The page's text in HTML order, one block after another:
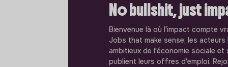
No bullshit, just
Bienvenue là où l'impact compte
Jobs that make sense, les acteurs
ambitieux de l'économie sociale et
publient leurs offres d'emploi.